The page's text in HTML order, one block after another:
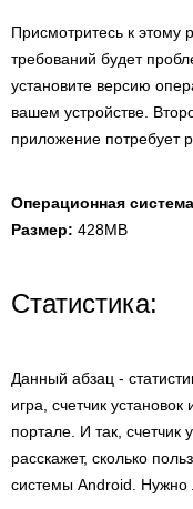
Присмотритесь к этому
требований будет
установите версию
вашем устройстве.
приложение потребует
Операционная
Размер: 428MB
Статистика:
Данный абзац -
игра, счетчик
портале. И так,
расскажет, сколько
системы Android. Нужно